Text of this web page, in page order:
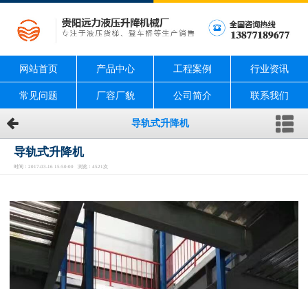
网站首页 产品中心 工程案例 行业资讯
常见问题 厂容厂貌 公司简介 联系我们
导轨式升降机
导轨式升降机
时间：2017-03-16 15:50:00 浏览：4521次